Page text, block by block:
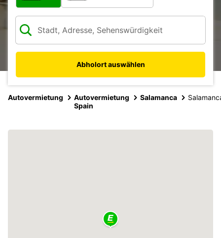
Abholort auswählen
Autovermietung
Autovermietung
Spain
Salamanca